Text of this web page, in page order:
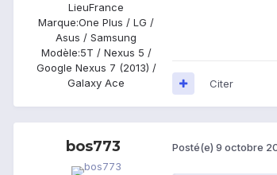
LieuFrance
Marque:One Plus / LG /
Asus / Samsung
Modèle:5T / Nexus 5 /
Google Nexus 7 (2013) /
Galaxy Ace
Citer
bos773 Posté(e) 9 octobre